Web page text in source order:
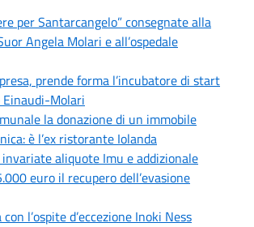
per Santarcangelo” consegnate alla
Angela Molari e all’ospedale
prende forma l’incubatore di start
Molari
la donazione di un immobile
è l’ex ristorante Iolanda
aliquote Imu e addizionale
euro il recupero dell’evasione
l’ospite d’eccezione Inoki Ness